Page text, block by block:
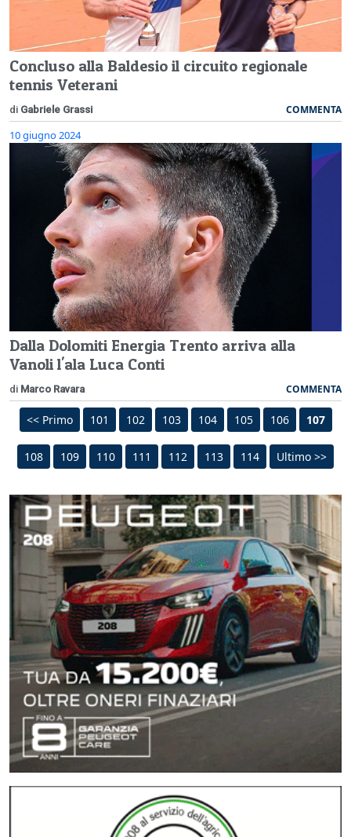
Concluso alla Baldesio il circuito regionale
tennis Veterani
di Gabriele Grassi COMMENTA
10 giugno 2024
Dalla Dolomiti Energia Trento arriva alla
Vanoli l'ala Luca Conti
di Marco Ravara COMMENTA
<< Primo 101 102 103 104 105 106 107
108 109 110 111 112 113 114 Ultimo >>